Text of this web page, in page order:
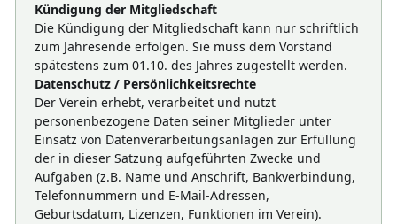
Kündigung der Mitgliedschaft
Die Kündigung der Mitgliedschaft kann nur schriftlich
zum Jahresende erfolgen. Sie muss dem Vorstand
spätestens zum 01.10. des Jahres zugestellt werden.
Datenschutz / Persönlichkeitsrechte
Der Verein erhebt, verarbeitet und nutzt
personenbezogene Daten seiner Mitglieder unter
Einsatz von Datenverarbeitungsanlagen zur Erfüllung
der in dieser Satzung aufgeführten Zwecke und
Aufgaben (z.B. Name und Anschrift, Bankverbindung,
Telefonnummern und E-Mail-Adressen,
Geburtsdatum, Lizenzen, Funktionen im Verein).